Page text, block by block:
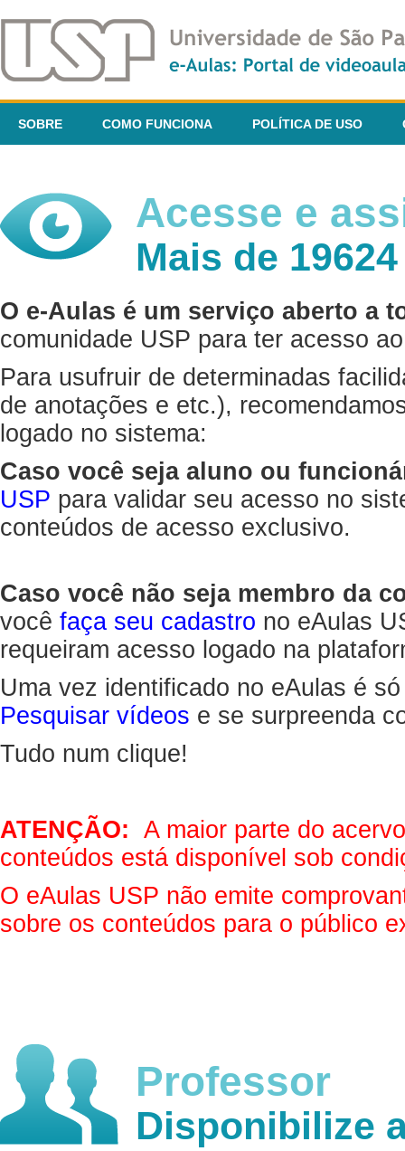
SOBRE COMO FUNCIONA POLÍTICA DE USO
Acesse e
Mais de
O e-Aulas é um serviço aberto a
comunidade USP para ter acesso
Para usufruir de determinadas
de anotações e etc.),
logado no sistema:
Caso você seja aluno ou
USP para validar seu acesso no
conteúdos de acesso exclusivo.
Caso você não seja membro da
você faça seu cadastro no eAulas
requeiram acesso logado na
Uma vez identificado no eAulas é
Pesquisar vídeos e se surpreenda
Tudo num clique!
ATENÇÃO: A maior parte do
conteúdos está disponível sob
O eAulas USP não emite
sobre os conteúdos para o público
Professor
Disponibilize